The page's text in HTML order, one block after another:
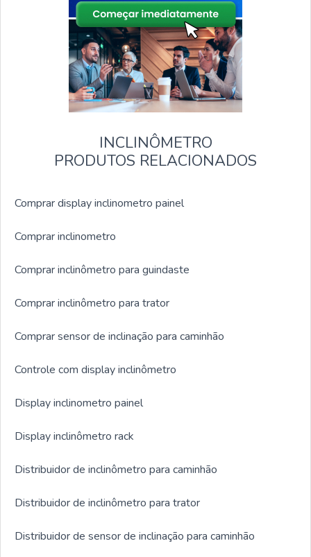
INCLINÔMETRO
PRODUTOS RELACIONADOS
Comprar display inclinometro painel
Comprar inclinometro
Comprar inclinômetro para guindaste
Comprar inclinômetro para trator
Comprar sensor de inclinação para caminhão
Controle com display inclinômetro
Display inclinometro painel
Display inclinômetro rack
Distribuidor de inclinômetro para caminhão
Distribuidor de inclinômetro para trator
Distribuidor de sensor de inclinação para caminhão